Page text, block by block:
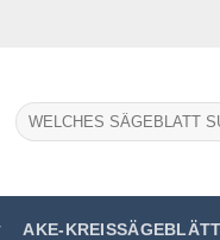
Suchen
nach:
AKE-